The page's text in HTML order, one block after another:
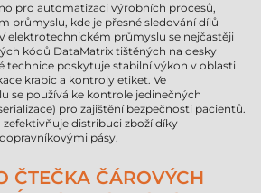
pro automatizaci výrobních procesů,
průmyslu, kde je přesné sledování dílů
elektrotechnickém průmyslu se nejčastěji
kódů DataMatrix tištěných na desky
technice poskytuje stabilní výkon v oblasti
krabic a kontroly etiket. Ve
se používá ke kontrole jedinečných
pro zajištění bezpečnosti pacientů.
distribuci zboží díky
pásy.
ČTEČKA ČÁROVÝCH